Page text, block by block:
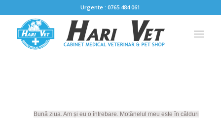
Urgente : 0765 484 061
Bună ziua. Am și eu o întrebare. Motănelul meu este în călduri